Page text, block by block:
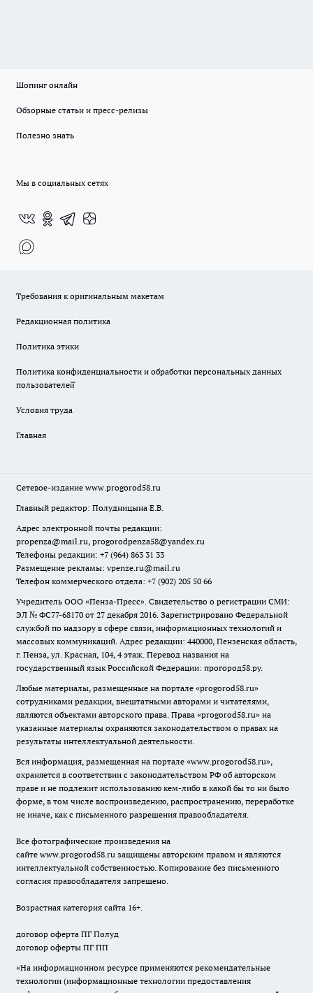
Шопинг онлайн
Обзорные статьи и пресс-релизы
Полезно знать
Мы в социальных сетях
Требования к оригинальным макетам
Редакционная политика
Политика этики
Политика конфиденциальности и обработки персональных данных
пользователей̆
Условия труда
Главная
Сетевое-издание www.progorod58.ru
Главный редактор: Полудницына Е.В.
Адрес электронной почты редакции:
propenza@mail.ru, progorodpenza58@yandex.ru
Телефоны редакции: +7 (964) 863 31 33
Размещение рекламы: vpenze.ru@mail.ru
Телефон коммерческого отдела: +7 (902) 205 50 66
Учредитель ООО «Пенза-Пресс». Свидетельство о регистрации СМИ:
ЭЛ № ФС77-68170 от 27 декабря 2016. Зарегистрировано Федеральной
службой по надзору в сфере связи, информационных технологий и
массовых коммуникаций. Адрес редакции: 440000, Пензенская область,
г. Пенза, ул. Красная, 104, 4 этаж. Перевод названия на
государственный язык Российской Федерации: прогород58.ру.
Любые материалы, размещенные на портале «progorod58.ru»
сотрудниками редакции, внештатными авторами и читателями,
являются объектами авторского права. Права «progorod58.ru» на
указанные материалы охраняются законодательством о правах на
результаты интеллектуальной деятельности.
Вся информация, размещенная на портале «www.progorod58.ru»,
охраняется в соответствии с законодательством РФ об авторском
праве и не подлежит использованию кем-либо в какой бы то ни было
форме, в том числе воспроизведению, распространению, переработке
не иначе, как с письменного разрешения правообладателя.
Все фотографические произведения на
сайте www.progorod58.ru защищены авторским правом и являются
интеллектуальной собственностью. Копирование без письменного
согласия правообладателя запрещено.
Возрастная категория сайта 16+.
договор оферта ПГ Полуд
договор оферты ПГ ПП
«На информационном ресурсе применяются рекомендательные
технологии (информационные технологии предоставления